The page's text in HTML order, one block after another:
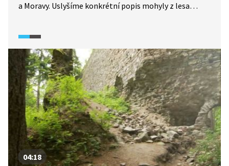
a Moravy. Uslyšíme konkrétní popis mohyly z lesa
04:18